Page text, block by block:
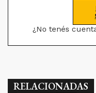
¿No tenés
RELACIONADAS